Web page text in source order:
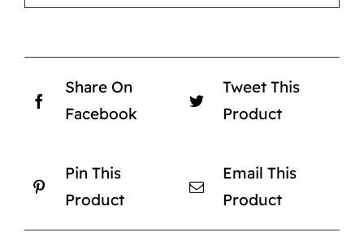
Share On
Facebook
Tweet This
Product
Pin This
Product
Email This
Product